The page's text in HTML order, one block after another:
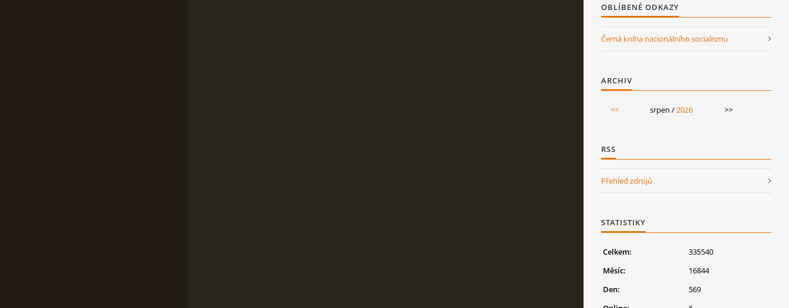
OBLÍBENÉ ODKAZY
Černá kniha nacionálního socialismu
ARCHIV
<< srpen /2026 >>
RSS
Přehled zdrojů
STATISTIKY
Celkem:
335540
Měsíc:
16844
Den:
569